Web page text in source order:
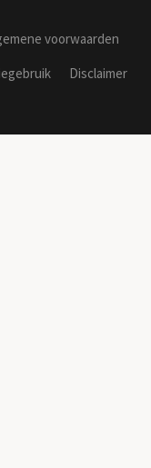
voorwaarden
Disclaimer